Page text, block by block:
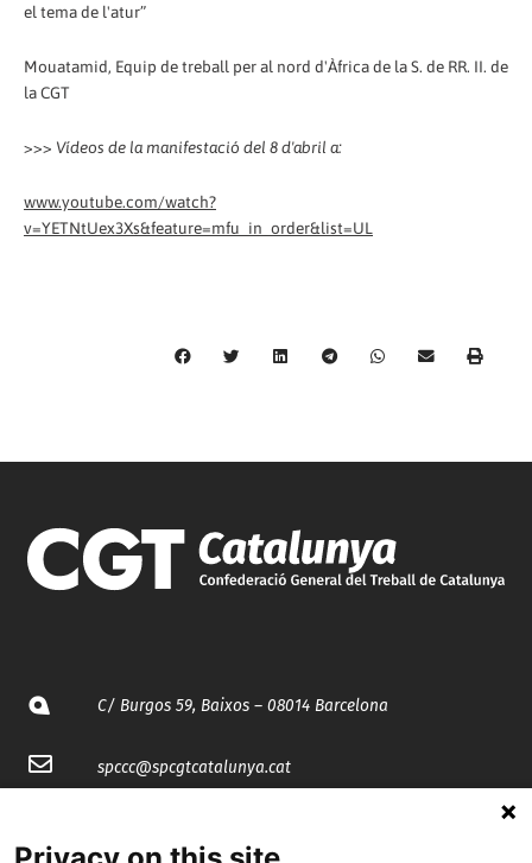
el tema de l'atur”
Mouatamid, Equip de treball per al nord d'Àfrica de la S. de RR. II. de
la CGT
>>> Vídeos de la manifestació del 8 d'abril a:
www.youtube.com/watch?
v=YETNtUex3Xs&feature=mfu_in_order&list=UL
C/ Burgos 59, Baixos – 08014 Barcelona
spccc@spcgtcatalunya.cat